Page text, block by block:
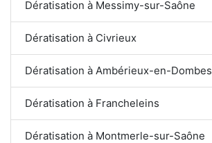
Dératisation à Messimy-sur-Saône
Dératisation à Civrieux
Dératisation à Ambérieux-en-Dombes
Dératisation à Francheleins
Dératisation à Montmerle-sur-Saône